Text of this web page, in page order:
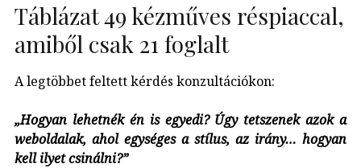
Táblázat 49 kézműves réspiaccal,
amiből csak 21 foglalt
A legtöbbet feltett kérdés konzultációkon:
„Hogyan lehetnék én is egyedi? Úgy tetszenek azok a
weboldalak, ahol egységes a stílus, az irány… hogyan
kell ilyet csinálni?”